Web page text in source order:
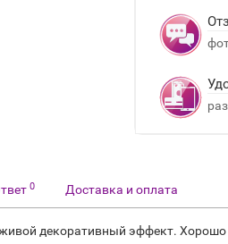
0 Доставка и оплата
декоративный эффект.